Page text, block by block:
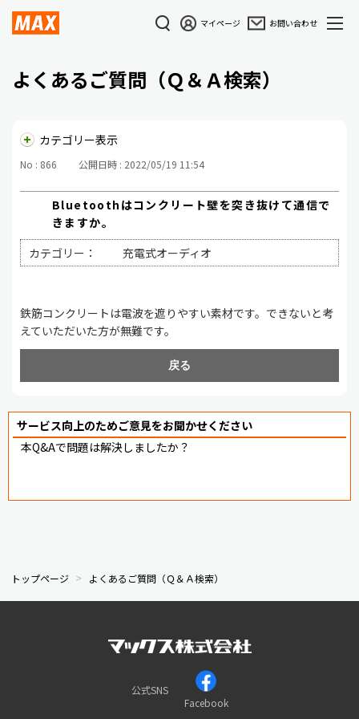
マイページ お問い合わせ
よくあるご質問（Ｑ＆Ａ検索）
カテゴリー表示
No : 866 公開日時 : 2022/05/19 11:54
Bluetoothはコンクリート壁を突き抜けて通信で
きますか。
カテゴリー：
充電式オーディオ
鉄筋コンクリートは電波を遮りやすい素材です。できないと考
えていただいた方が無難です。
戻る
サービス向上のためご意見をお聞かせください
本Q&Aで問題は解決しましたか？
トップページ よくあるご質問（Ｑ＆Ａ検索）
公式SNS
Facebook